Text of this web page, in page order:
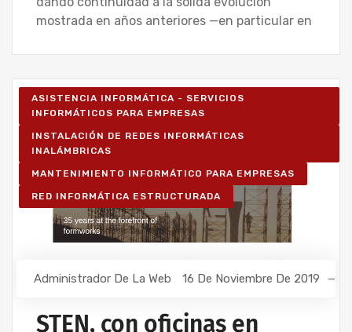
mostrada en años anteriores —en particular en
ASISTENCIA INFORMÁTICA - SERVICIOS
INFORMÁTICOS PARA EMPRESAS
INSTALACIÓN DE REDES INFORMÁTICAS
INALÁMBRICAS
MANTENIMIENTO INFORMÁTICO PARA EMPRESAS
RED INFORMÁTICA ESTRUCTURADA
Administrador De La Web 16 De Noviembre De 2019
STEN, con oficinas en